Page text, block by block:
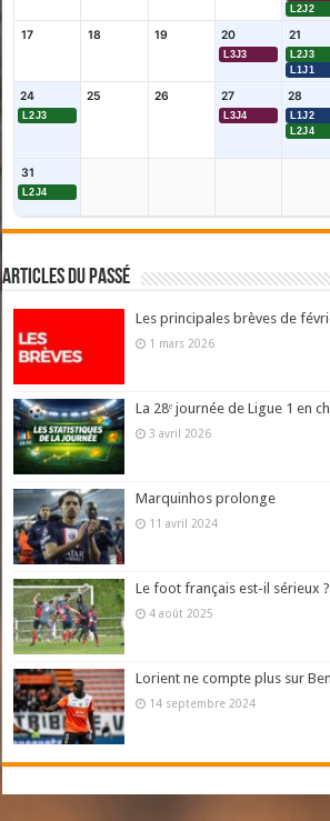
L2J2
17 18 19 20
L3J3
21
L2J3
L1J1
24
L2J3
25 26 27
L3J4
28
L1J2
L2J4
31
L2J4
Articles du passé
Les principales brèves de
1 mars 2026
La 28ᵉ journée de Ligue 1 en
3 avril 2026
Marquinhos prolonge
11 avril 2024
Le foot français est-il sérieux ?
4 août 2025
Lorient ne compte plus sur
14 septembre 2024